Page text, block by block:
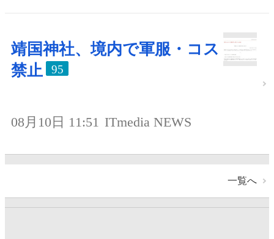
靖国神社、境内で軍服・コス
禁止
95
08月10日 11:51 ITmedia NEWS
一覧へ